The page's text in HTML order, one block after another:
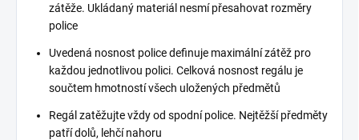
zátěže. Ukládaný materiál nesmí přesahovat rozměry
police
Uvedená nosnost police definuje maximální zátěž pro
každou jednotlivou polici. Celková nosnost regálu je
součtem hmotností všech uložených předmětů
Regál zatěžujte vždy od spodní police. Nejtěžší předměty
patří dolů, lehčí nahoru